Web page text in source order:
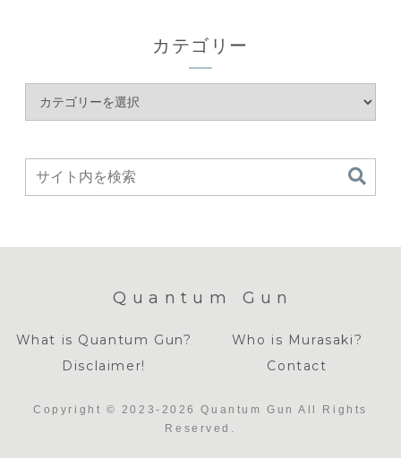
カテゴリー
Quantum Gun
What is Quantum Gun?
Who is Murasaki?
Disclaimer!
Contact
Copyright © 2023-2026 Quantum Gun All Rights
Reserved.